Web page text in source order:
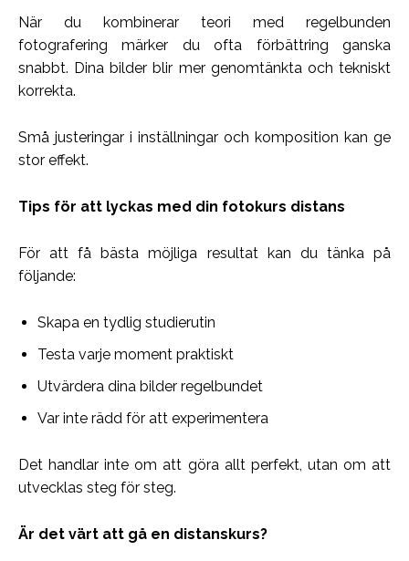
När du kombinerar teori med regelbunden
fotografering märker du ofta förbättring ganska
snabbt. Dina bilder blir mer genomtänkta och tekniskt
korrekta.
Små justeringar i inställningar och komposition kan ge
stor effekt.
Tips för att lyckas med din fotokurs distans
För att få bästa möjliga resultat kan du tänka på
följande:
Skapa en tydlig studierutin
Testa varje moment praktiskt
Utvärdera dina bilder regelbundet
Var inte rädd för att experimentera
Det handlar inte om att göra allt perfekt, utan om att
utvecklas steg för steg.
Är det värt att gå en distanskurs?